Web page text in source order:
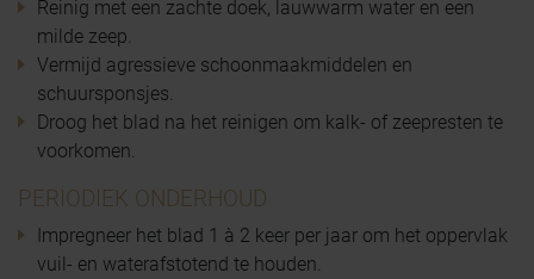
Reinig met een zachte doek, lauwwarm water en een
milde zeep.
Vermijd agressieve schoonmaakmiddelen en
schuursponsjes.
Droog het blad na het reinigen om kalk- of zeepresten te
voorkomen.
PERIODIEK ONDERHOUD
Impregneer het blad 1 à 2 keer per jaar om het oppervlak
vuil- en waterafstotend te houden.